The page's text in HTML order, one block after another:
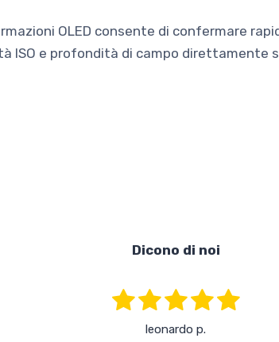
OLED consente di confermare
ISO e profondità di campo direttamente
Dicono di noi
leonardo p.